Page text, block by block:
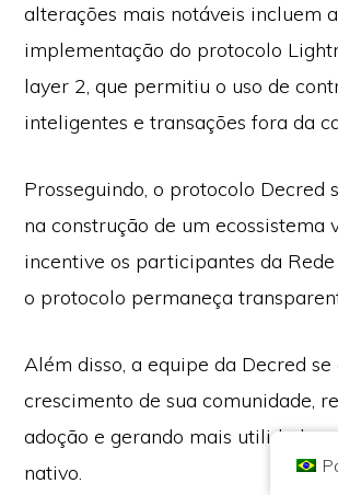
alterações mais notáveis incluem a
implementação do protocolo
layer 2, que permitiu o uso de
inteligentes e transações fora da
Prosseguindo, o protocolo Decred
na construção de um ecossistema
incentive os participantes da
o protocolo permaneça
Além disso, a equipe da Decred
crescimento de sua comunidade,
adoção e gerando mais utilidade
nativo.
Empresa número 10490224
Endereço: 2nd Floor 167-169 Great Portland
O conteúdo é para fins informativos e não é um
moedas criptográficas vem com
A moeda criptográfica não é regulamentada pela
Financeira do Reino Unido e não está sujeita à
pode ganhar em valor, ou perder algum ou todo o
ganhos de capital pode ser aplicável aos lucros
criptográfica.
INÍCIO SOBRE POLÍTICA DE PRIVACIDADE